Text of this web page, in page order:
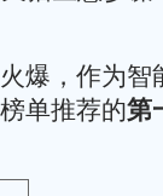
爆，作为智
单推荐的第